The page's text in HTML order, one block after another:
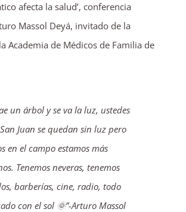
afecta la salud’, conferencia
Massol Deyá, invitado de la
Academia de Médicos de Familia de
un árbol y se va la luz, ustedes
Juan se quedan sin luz pero
en el campo estamos más
Tenemos neveras, tenemos
barberías, cine, radio, todo
con el sol 🌞”-Arturo Massol